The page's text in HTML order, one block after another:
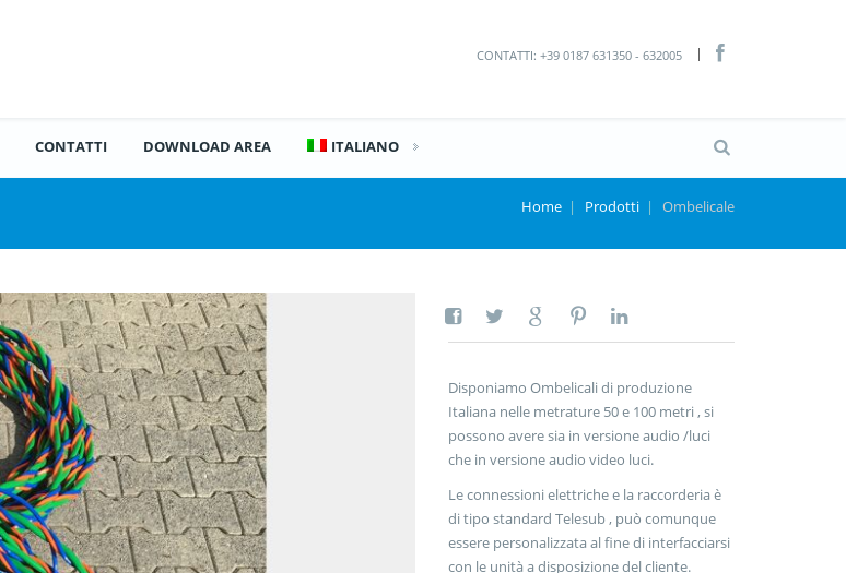
CONTATTI: +39 0187 631350 - 632005
CONTATTI DOWNLOAD AREA ITALIANO
Home | Prodotti | Ombelicale
Disponiamo Ombelicali di produzione
Italiana nelle metrature 50 e 100 metri , si
possono avere sia in versione audio /luci
che in versione audio video luci.
Le connessioni elettriche e la raccorderia è
di tipo standard Telesub , può comunque
essere personalizzata al fine di interfacciarsi
con le unità a disposizione del cliente.